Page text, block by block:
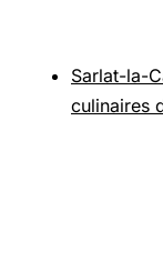
Sarlat-la-
culinaires